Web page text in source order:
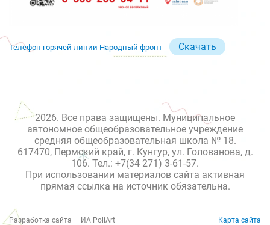
Телефон горячей линии Народный фронт Скачать
2026. Все права защищены. Муниципальное
автономное общеобразовательное учреждение
средняя общеобразовательная школа № 18.
617470, Пермский край, г. Кунгур, ул. Голованова, д.
106. Тел.: +7(34 271) 3-61-57.
При использовании материалов сайта активная
прямая ссылка на источник обязательна.
Разработка сайта — ИА PoliArt Карта сайта